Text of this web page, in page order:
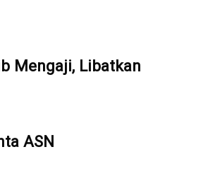
Mengaji, Libatkan
ASN